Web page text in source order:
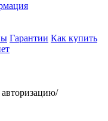
Гарантии Как купить